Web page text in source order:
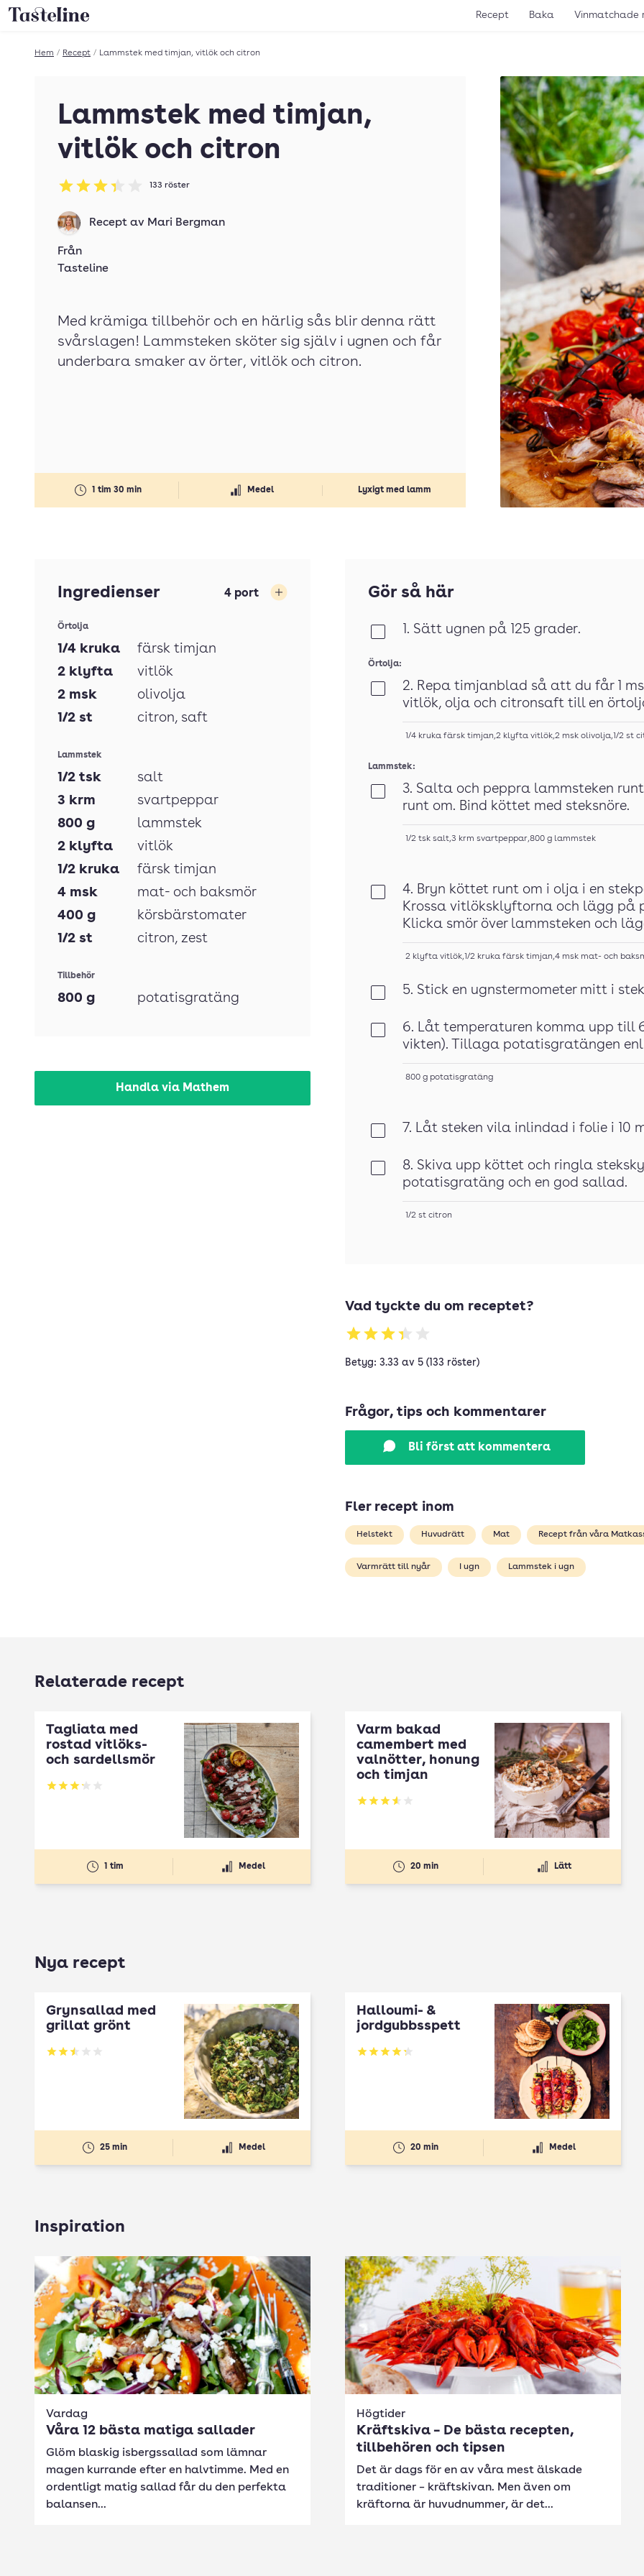
Till Tastelines startsida Recept Baka Vinmatchade
Hem / Recept / Lammstek med timjan, vitlök och citron
Lammstek med timjan,
vitlök och citron
Betyg: 3.33 av 5
133 röster
1 tim 30 min Medel Lyxigt med lamm
Recept av Mari Bergman
Från
Tasteline
Med krämiga tillbehör och en härlig sås blir denna rätt
svårslagen! Lammsteken sköter sig själv i ugnen och får
underbara smaker av örter, vitlök och citron.
Ingredienser 4 port
Örtolja
1/4 kruka
färsk timjan
2 klyfta
vitlök
2 msk
olivolja
1/2 st citron, saft
Lammstek
1/2 tsk
salt
3 krm
svartpeppar
800 g
lammstek
2 klyfta
vitlök
1/2 kruka
färsk timjan
4 msk
mat- och baksmör
400 g
körsbärstomater
1/2 st citron, zest
Tillbehör
800 g potatisgratäng
Handla via Mathem
Gör så här
1. Sätt ugnen på 125 grader.
Örtolja:
2. Repa timjanblad så att du får 1
vitlök, olja och citronsaft till en
1/4 kruka färsk timjan,2 klyfta vitlök,2 msk olivolja,1/2 st
Lammstek:
3. Salta och peppra lammsteken
runt om. Bind köttet med steksnöre.
1/2 tsk salt,3 krm svartpeppar,800 g lammstek
4. Bryn köttet runt om i olja i en
Krossa vitlöksklyftorna och lägg
Klicka smör över lammsteken och
2 klyfta vitlök,1/2 kruka färsk timjan,4 msk mat- och
5. Stick en ugnstermometer mitt i
6. Låt temperaturen komma upp till
vikten). Tillaga potatisgratängen
800 g potatisgratäng
7. Låt steken vila inlindad i folie i 10
8. Skiva upp köttet och ringla
potatisgratäng och en god sallad.
1/2 st citron
Vad tyckte du om receptet?
Betyg: 3.33 av 5 (133 röster)
Frågor, tips och kommentarer
Bli först att kommentera
Fler recept inom
Helstekt Huvudrätt Mat Recept från våra
Varmrätt till nyår I ugn Lammstek i ugn
Relaterade recept
Tagliata med
rostad vitlöks-
och sardellsmör
Betyg: 3.17 av 5
1 tim Medel
Varm bakad
camembert med
valnötter, honung
och timjan
Betyg: 3.59 av 5
20 min Lätt
Nya recept
Grynsallad med
grillat grönt
Betyg: 2.5 av 5
25 min Medel
Halloumi- &
jordgubbsspett
Betyg: 4.3 av 5
20 min Medel
Inspiration
Vardag
Våra 12 bästa matiga sallader
Glöm blaskig isbergssallad som lämnar
magen kurrande efter en halvtimme. Med en
ordentligt matig sallad får du den perfekta
balansen...
Högtider
Kräftskiva – De bästa recepten,
tillbehören och tipsen
Det är dags för en av våra mest älskade
traditioner – kräftskivan. Men även om
kräftorna är huvudnummer, är det...